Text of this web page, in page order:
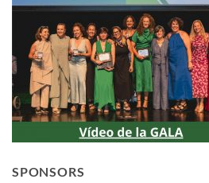
SPONSORS